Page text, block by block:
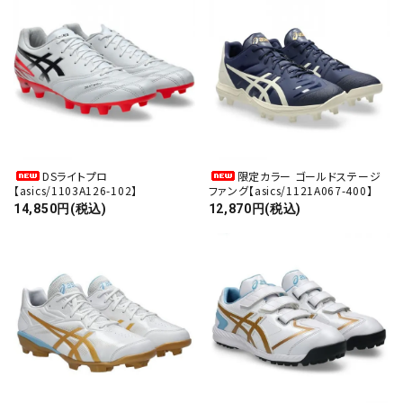
DSライトプロ
【asics/1103A126-102】
14,850円(税込)
限定カラー ゴールドステージ
ファング【asics/1121A067-400】
12,870円(税込)
キーワード
カテゴリー